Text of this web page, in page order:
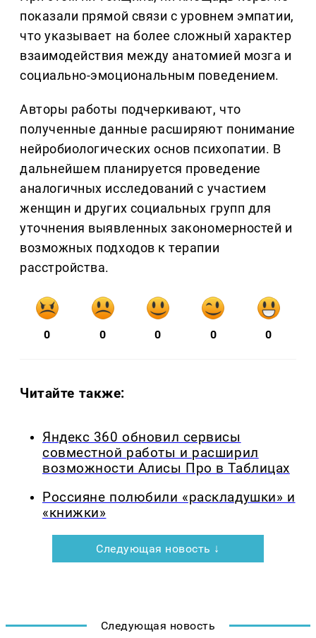
показали прямой связи с уровнем эмпатии,
что указывает на более сложный характер
взаимодействия между анатомией мозга и
социально-эмоциональным поведением.
Авторы работы подчеркивают, что
полученные данные расширяют понимание
нейробиологических основ психопатии. В
дальнейшем планируется проведение
аналогичных исследований с участием
женщин и других социальных групп для
уточнения выявленных закономерностей и
возможных подходов к терапии
расстройства.
0 0 0 0 0
Читайте также:
Яндекс 360 обновил сервисы
совместной работы и расширил
возможности Алисы Про в Таблицах
Россияне полюбили «раскладушки» и
«книжки»
Следующая новость ↓
Следующая новость